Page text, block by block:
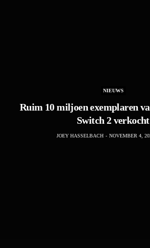
NIEUWS
Ruim 10 miljoen exemplaren
Switch 2 verkocht
JOEY HASSELBACH NOVEMBER 4,